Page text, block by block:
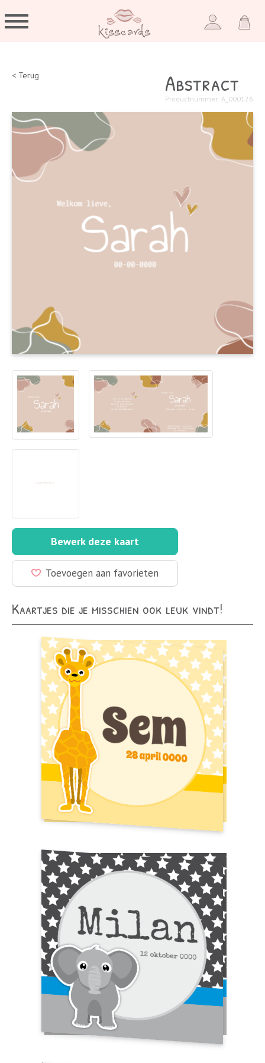
< Terug Abstract
Productnummer: A_000126
Bewerk deze kaart
Toevoegen aan favorieten
Kaartjes die je misschien ook leuk vindt!